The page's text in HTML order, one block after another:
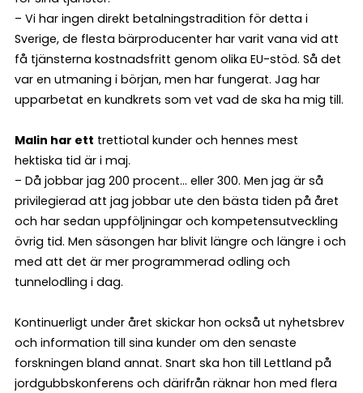
– Vi har ingen direkt betalningstradition för detta i
Sverige, de flesta bärproducenter har varit vana vid att
få tjänsterna kostnadsfritt genom olika EU-stöd. Så det
var en utmaning i början, men har fungerat. Jag har
upparbetat en kundkrets som vet vad de ska ha mig till.
Malin har ett trettiotal kunder och hennes mest
hektiska tid är i maj.
– Då jobbar jag 200 procent… eller 300. Men jag är så
privilegierad att jag jobbar ute den bästa tiden på året
och har sedan uppföljningar och kompetensutveckling
övrig tid. Men säsongen har blivit längre och längre i och
med att det är mer programmerad odling och
tunnelodling i dag.
Kontinuerligt under året skickar hon också ut nyhetsbrev
och information till sina kunder om den senaste
forskningen bland annat. Snart ska hon till Lettland på
jordgubbskonferens och därifrån räknar hon med flera